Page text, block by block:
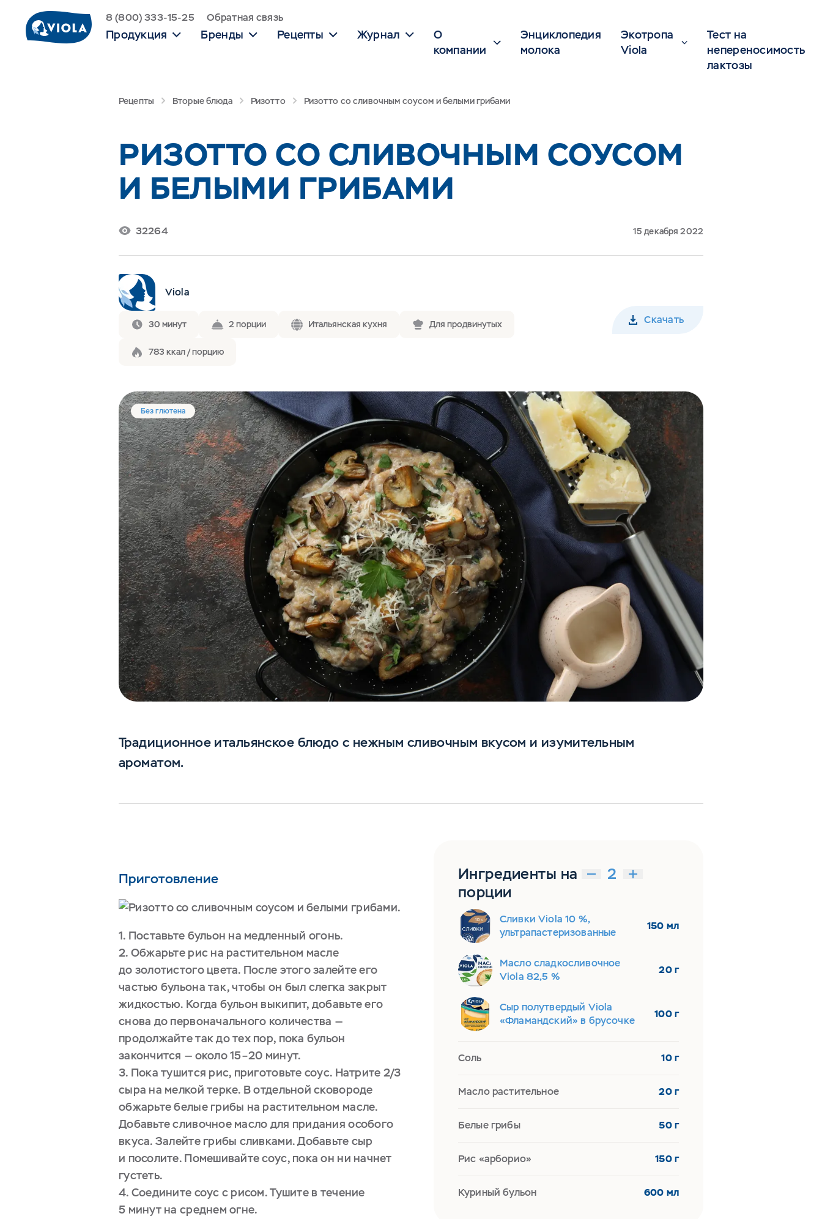
8 (800) 333-15-25 Обратная связь
Продукция Бренды Рецепты Журнал
О
компании
Энциклопедия
молока
Экотропа
Viola
Тест на
непереносимость
лактозы
Рецепты Вторые блюда Ризотто Ризотто со сливочным соусом и белыми грибами
РИЗОТТО СО СЛИВОЧНЫМ СОУСОМ
И БЕЛЫМИ ГРИБАМИ
32264 15 декабря 2022
Viola
30 минут 2 порции Итальянская кухня Для продвинутых
783 ккал / порцию
Скачать
Без глютена
Традиционное итальянское блюдо с нежным сливочным вкусом и изумительным
ароматом.
Приготовление
1. Поставьте бульон на медленный огонь.
2. Обжарьте рис на растительном масле
до золотистого цвета. После этого залейте его
частью бульона так, чтобы он был слегка закрыт
жидкостью. Когда бульон выкипит, добавьте его
снова до первоначального количества —
продолжайте так до тех пор, пока бульон
закончится — около 15–20 минут.
3. Пока тушится рис, приготовьте соус. Натрите 2/3
сыра на мелкой терке. В отдельной сковороде
обжарьте белые грибы на растительном масле.
Добавьте сливочное масло для придания особого
вкуса. Залейте грибы сливками. Добавьте сыр
и посолите. Помешивайте соус, пока он ни начнет
густеть.
4. Соедините соус с рисом. Тушите в течение
5 минут на среднем огне.
Ингредиенты на
порции
Сливки Viola 10 %,
ультрапастеризованные
150 мл
Масло сладкосливочное
Viola 82,5 %
20 г
Сыр полутвердый Viola
«Фламандский» в брусочке
100 г
Соль 10 г
Масло растительное 20 г
Белые грибы 50 г
Рис «арборио» 150 г
Куриный бульон 600 мл